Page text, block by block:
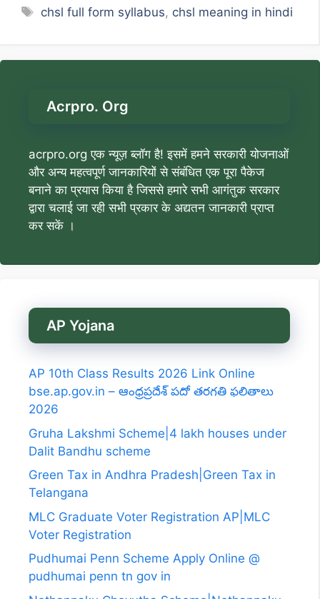
Tags
chsl full form syllabus, chsl meaning in hindi
Acrpro. Org
acrpro.org एक न्यूज़ ब्लॉग है! इसमें हमने सरकारी योजनाओं
और अन्य महत्वपूर्ण जानकारियों से संबंधित एक पूरा पैकेज
बनाने का प्रयास किया है जिससे हमारे सभी आगंतुक सरकार
द्वारा चलाई जा रही सभी प्रकार के अद्यतन जानकारी प्राप्त
कर सकें ।
AP Yojana
AP 10th Class Results 2026 Link Online
bse.ap.gov.in – ఆంధ్రప్రదేశ్ పదో తరగతి ఫలితాలు
2026
Gruha Lakshmi Scheme|4 lakh houses under
Dalit Bandhu scheme
Green Tax in Andhra Pradesh|Green Tax in
Telangana
MLC Graduate Voter Registration AP|MLC
Voter Registration
Pudhumai Penn Scheme Apply Online @
pudhumai penn tn gov in